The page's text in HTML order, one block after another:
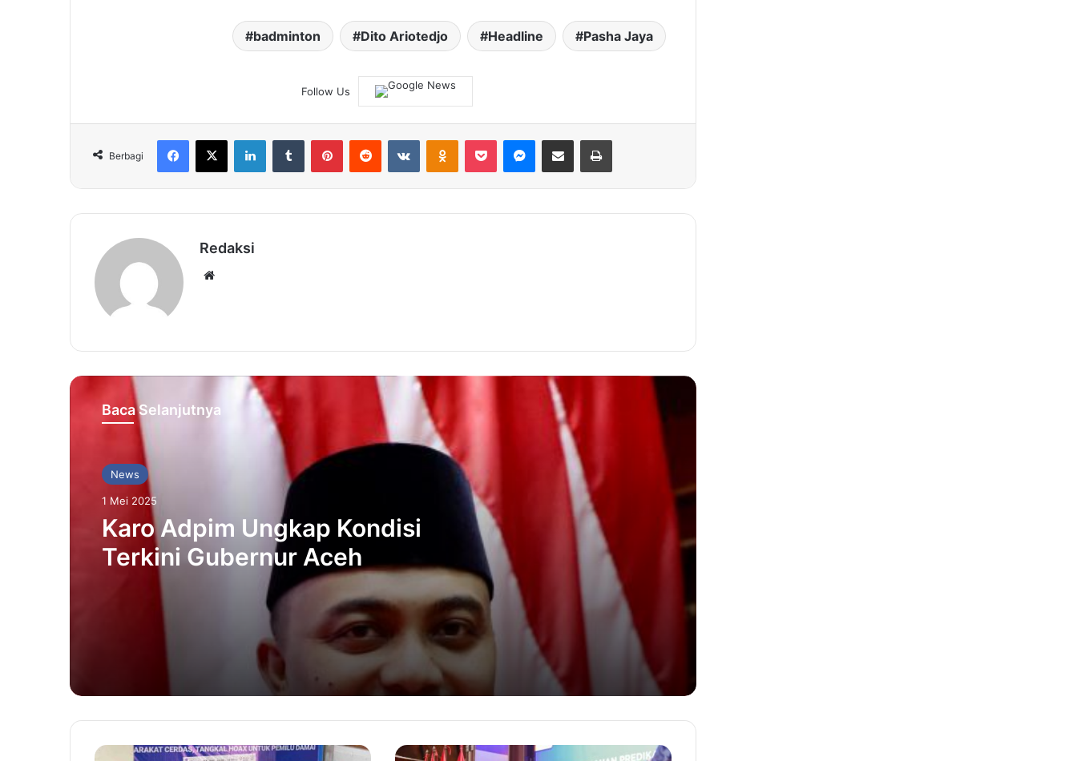
badminton Dito Ariotedjo Headline Pasha Jaya
Follow Us
Berbagi
Facebook
X LinkedInTumblr PinterestReddit VKontakteOdnoklassniki
Pocket Messenger
Share via Email Print
Redaksi
Baca Selanjutnya
News
1 Mei 2025
Karo Adpim Ungkap Kondisi
Terkini Gubernur Aceh
Skuad Persiraja Masih Tertahan di Biak
Air Mata Bahagia di Desa Lheu Blang,
Beasiswa Ubah Nasib Putri Yulianda
Sejarah Baru, Cabor Menembak Akhiri
Puasa Medali Emas
PB PON-Technical Delegate Finalkan
Rencana Venue, Peralatan dan Panpel
Kakankemenag Aceh Besar Lantik 5
Kepala Madrasah dan 3 Kaur TU, Ini
Daftarnya
Petani Milenial Resmi Daftar Caleg